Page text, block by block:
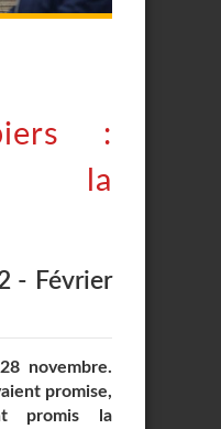
:
la
- Février
novembre.
promise,
promis la